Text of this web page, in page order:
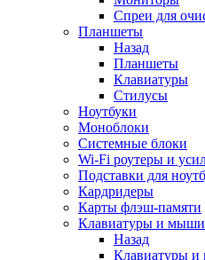
Спреи для
Планшеты
Назад
Планшеты
Клавиатуры
Стилусы
Ноутбуки
Моноблоки
Системные блоки
Wi-Fi роутеры и
Подставки для
Кардридеры
Карты флэш-памяти
Клавиатуры и мыши
Назад
Клавиатуры